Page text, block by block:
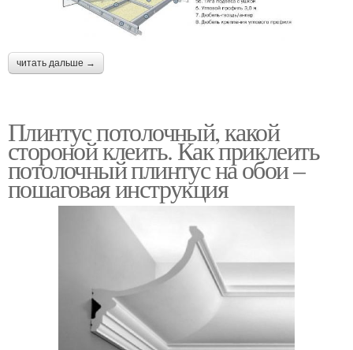
читать дальше →
Плинтус потолочный, какой
стороной клеить. Как приклеить
потолочный плинтус на обои –
пошаговая инструкция